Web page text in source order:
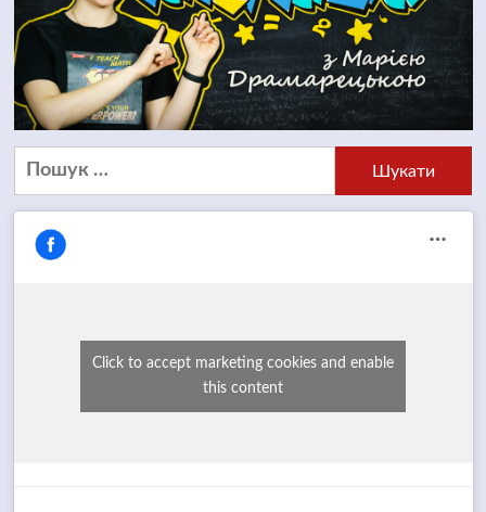
Пошук:
Click to accept marketing cookies and enable
this content